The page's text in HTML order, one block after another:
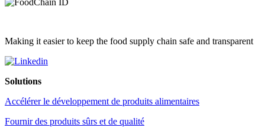
Making it easier to keep the food supply chain safe and transparent
Solutions
Accélérer le développement de produits alimentaires
Fournir des produits sûrs et de qualité